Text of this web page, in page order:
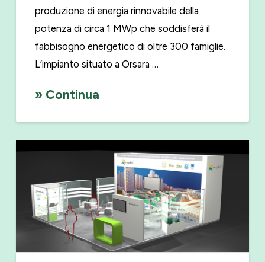
produzione di energia rinnovabile della
potenza di circa 1 MWp che soddisferà il
fabbisogno energetico di oltre 300 famiglie.
L’impianto situato a Orsara …
» Continua